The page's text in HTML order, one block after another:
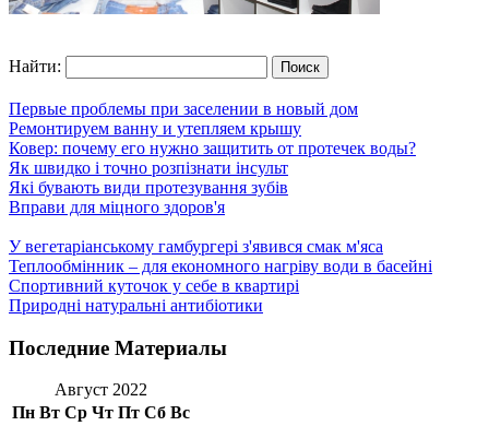
Найти:
Первые проблемы при заселении в новый дом
Ремонтируем ванну и утепляем крышу
Ковер: почему его нужно защитить от протечек воды?
Як швидко і точно розпізнати інсульт
Які бувають види протезування зубів
Вправи для міцного здоров'я
У вегетаріанському гамбургері з'явився смак м'яса
Теплообмінник – для економного нагріву води в басейні
Спортивний куточок у себе в квартирі
Природні натуральні антибіотики
Последние Материалы
Август 2022
Пн Вт Ср Чт Пт Сб Вс